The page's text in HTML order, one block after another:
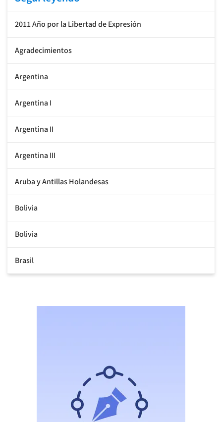
2011 Año por la Libertad de Expresión
Agradecimientos
Argentina
Argentina I
Argentina II
Argentina III
Aruba y Antillas Holandesas
Bolivia
Bolivia
Brasil